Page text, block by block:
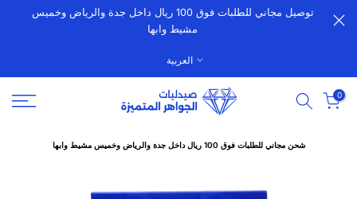
الانتقالتوصيل مجاني للطلبات فوق 100 ريال داخل جدة والرياض وخميس
مشيط وابها
العربية
0
شحن مجاني للطلبات فوق 100 ريال داخل جدة والرياض وخميس مشيط وابها